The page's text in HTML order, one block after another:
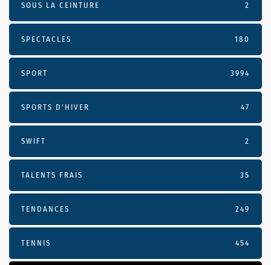
SOUS LA CEINTURE 2
SPECTACLES 180
SPORT 3994
SPORTS D'HIVER 47
SWIFT 2
TALENTS FRAIS 35
TENDANCES 249
TENNIS 454